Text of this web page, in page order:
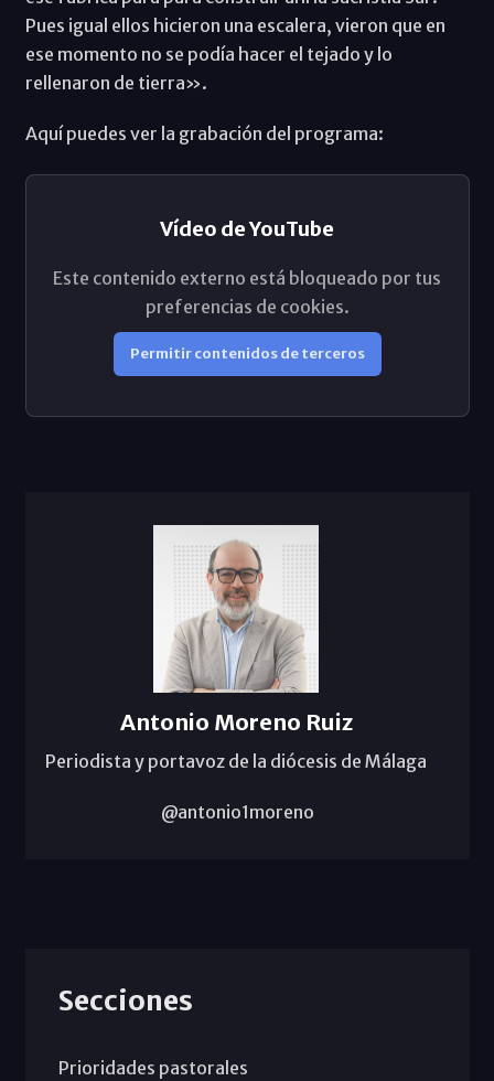
Pues igual ellos hicieron una escalera, vieron que en
ese momento no se podía hacer el tejado y lo
rellenaron de tierra».
Aquí puedes ver la grabación del programa:
Vídeo de YouTube
Este contenido externo está bloqueado por tus
preferencias de cookies.
Permitir contenidos de terceros
Antonio Moreno Ruiz
Periodista y portavoz de la diócesis de Málaga
@antonio1moreno
Secciones
Prioridades pastorales